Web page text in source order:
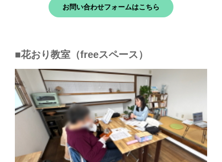
お問い合わせフォームはこちら
■花おり教室（freeスペース）